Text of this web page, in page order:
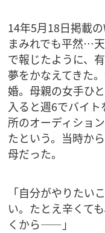
14年5月18日掲載
まみれでも平然…
で報じたように、
夢をかなえてきた
婚。母親の女手ひ
入ると週6でバイ
所のオーディショ
たという。当時か
母だった。
「自分がやりたい
い。たとえ辛くて
くから――」